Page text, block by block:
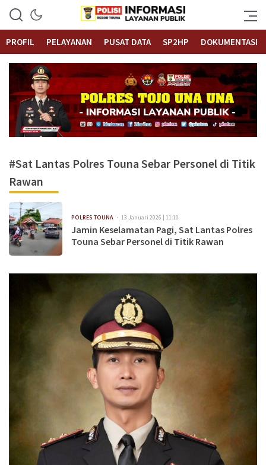
Polrestouna.com
Informasi Layanan Publik
PROFIL
PELAYANAN PUSAT DATA SP2HP DOKUMENTASI
#Sat Lantas Polres Touna Sebar Personel di Titik
Rawan
POLRES TOUNA 13 Januari 2026 | 11:10
Jamin Keselamatan Pagi, Sat Lantas Polres
Touna Sebar Personel di Titik Rawan